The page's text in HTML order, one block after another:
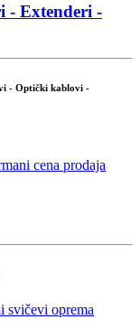
- Extenderi -
- Optički kablovi -